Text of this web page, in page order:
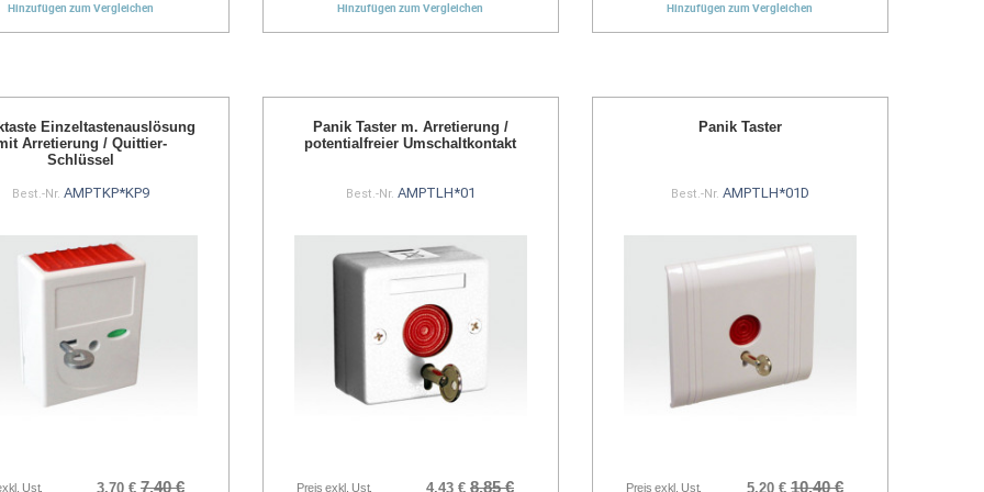
Hinzufügen zum Vergleichen Hinzufügen zum Vergleichen Hinzufügen zum Vergleichen
Einzeltastenauslösung
Arretierung / Quittier-
Schlüssel
Best.-Nr.AMPTKP*KP9
Ust. 3,70 € 7,40 €
Panik Taster m. Arretierung /
potentialfreier Umschaltkontakt
Best.-Nr. AMPTLH*01
Preis exkl. Ust. 4,43 € 8,85 €
Panik Taster
Best.-Nr. AMPTLH*01D
Preis exkl. Ust. 5,20 € 10,40 €